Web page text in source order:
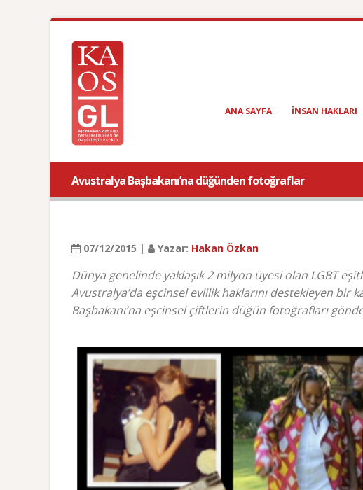
ANA SAYFA INSAN HAKLARI
Avustralya Başbakanı’na düğünden fotoğraflar
07/12/2015 | Yazar: Hakan Özkan
Dünya genelinde yaklaşık 2 milyon üyesi olan LGBT
Avustralya’da eşcinsel evlilik haklarını destekleyen bir
Başbakanı’na eşcinsel çiftlerin düğün fotoğrafları